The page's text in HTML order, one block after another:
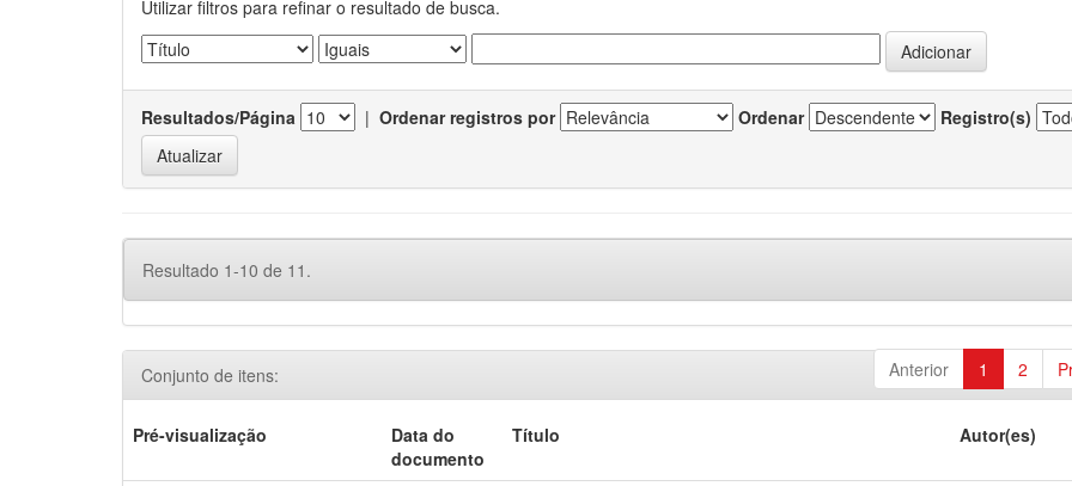
Utilizar filtros para refinar o resultado de busca.
Resultados/Página | Ordenar registros por Ordenar Registro(s)
Resultado 1-10 de 11.
Anterior 1 2
Conjunto de itens:
Pré-visualização
Data do
documento
Título Autor(es)